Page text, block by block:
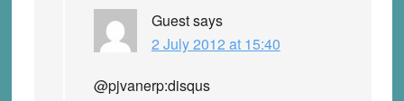
Guestsays
2 July 2012 at 15:40
@pjvanerp:disqus